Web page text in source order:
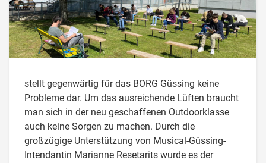
stellt gegenwärtig für das BORG Güssing keine
Probleme dar. Um das ausreichende Lüften braucht
man sich in der neu geschaffenen Outdoorklasse
auch keine Sorgen zu machen. Durch die
großzügige Unterstützung von Musical-Güssing-
Intendantin Marianne Resetarits wurde es der